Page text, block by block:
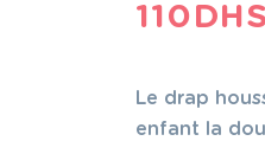
110DHS
Le drap
enfant la